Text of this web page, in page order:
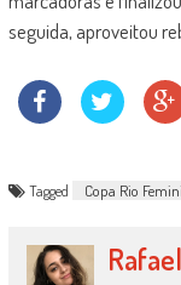
seguida, aproveitou
Tagged Copa Rio